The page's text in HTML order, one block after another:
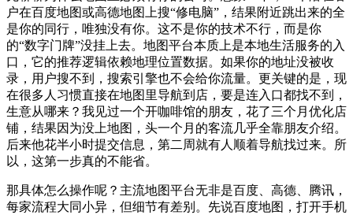
户在百度地图或高德地图上搜“修电脑”，结果附近跳出来的全
是你的同行，唯独没有你。这不是你的技术不行，而是你
的“数字门牌”没挂上去。地图平台本质上是本地生活服务的入
口，它的推荐逻辑依赖地理位置数据。如果你的地址没被收
录，用户搜不到，搜索引擎也不会给你流量。更关键的是，现
在很多人习惯直接在地图里导航到店，要是连入口都找不到，
生意从哪来？我见过一个开咖啡馆的朋友，花了三个月优化店
铺，结果因为没上地图，头一个月的客流几乎全靠朋友介绍。
后来他花半小时提交信息，第二周就有人顺着导航找过来。所
以，这第一步真的不能省。
那具体怎么操作呢？主流地图平台无非是百度、高德、腾讯，
每家流程大同小异，但细节有差别。先说百度地图，打开手机